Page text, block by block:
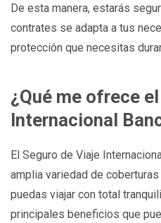
De esta manera, estarás
contrates se adapta a tus
protección que necesitas
¿Qué me ofrece
Internacional
El Seguro de Viaje
amplia variedad de
puedas viajar con total
principales beneficios que